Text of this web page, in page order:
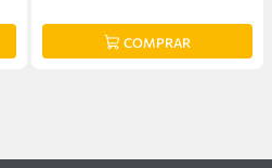
COMPRAR